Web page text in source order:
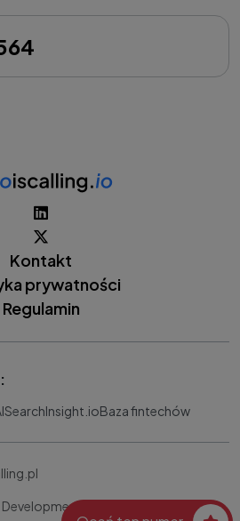
Kontakt
prywatności
Regulamin
Baza fintechów
Development: